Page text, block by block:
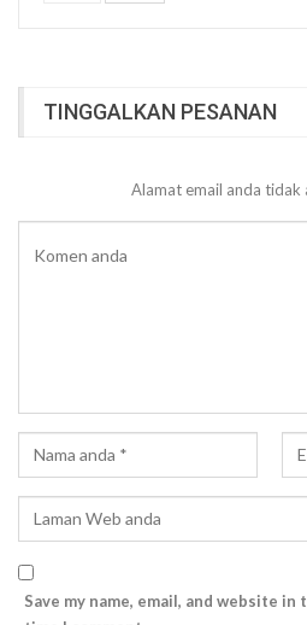
TINGGALKAN PESANAN
Alamat email anda tidak
Save my name, email, and website